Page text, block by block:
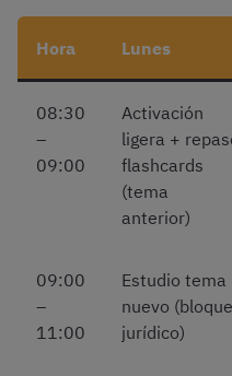
Hora Lunes
08:30
–
09:00
Activación
ligera +
flashcards
(tema
anterior)
09:00
–
11:00
Estudio tema
nuevo (bloque
jurídico)